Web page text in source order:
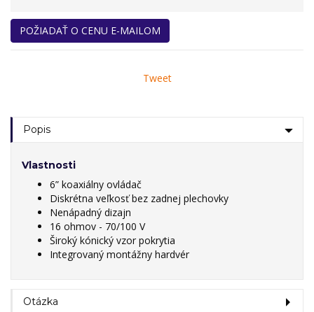
POŽIADAŤ O CENU E-MAILOM
Tweet
Popis
Vlastnosti
6” koaxiálny ovládač
Diskrétna veľkosť bez zadnej plechovky
Nenápadný dizajn
16 ohmov - 70/100 V
Široký kónický vzor pokrytia
Integrovaný montážny hardvér
Otázka